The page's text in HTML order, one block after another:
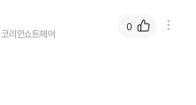
코리안쇼트헤어
0